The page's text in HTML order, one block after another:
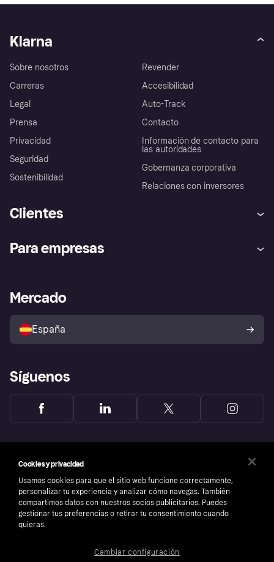
Klarna
Sobre nosotros
Carreras
Legal
Prensa
Privacidad
Seguridad
Sostenibilidad
Revender
Accesibilidad
Auto-Track
Contacto
Información de contacto para
las autoridades
Gobernanza corporativa
Relaciones con inversores
Clientes
Inicio de sesión
Directorio de tiendas
Política de protección al
comprador de Klarna
Reclamaciones
Para empresas
Acceso empresas
Mercado
España
Síguenos
Cookies y privacidad
Usamos cookies para que el sitio web funcione correctamente,
personalizar tu experiencia y analizar cómo navegas. También
compartimos datos con nuestros socios publicitarios. Puedes
gestionar tus preferencias o retirar tu consentimiento cuando
quieras.
Cambiar configuración